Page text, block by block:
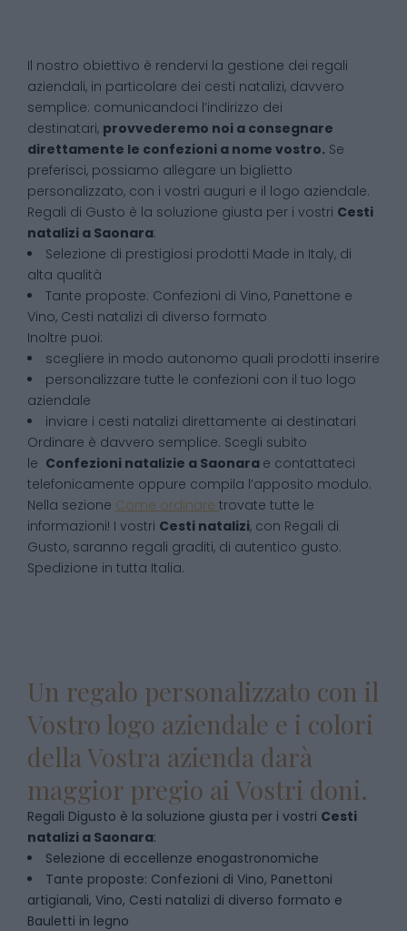
Il nostro obiettivo è rendervi la gestione dei regali
aziendali, in particolare dei cesti natalizi, davvero
semplice: comunicandoci l’indirizzo dei
destinatari, provvederemo noi a consegnare
direttamente le confezioni a nome vostro. Se
preferisci, possiamo allegare un biglietto
personalizzato, con i vostri auguri e il logo aziendale.
Regali di Gusto è la soluzione giusta per i vostri Cesti
natalizi a Saonara:
Selezione di prestigiosi prodotti Made in Italy, di
alta qualità
Tante proposte: Confezioni di Vino, Panettone e
Vino, Cesti natalizi di diverso formato
Inoltre puoi:
scegliere in modo autonomo quali prodotti inserire
personalizzare tutte le confezioni con il tuo logo
aziendale
inviare i cesti natalizi direttamente ai destinatari
Ordinare è davvero semplice. Scegli subito
le Confezioni natalizie a Saonara e contattateci
telefonicamente oppure compila l’apposito modulo.
Nella sezione Come ordinare trovate tutte le
informazioni! I vostri Cesti natalizi, con Regali di
Gusto, saranno regali graditi, di autentico gusto.
Spedizione in tutta Italia.
Un regalo personalizzato con il
Vostro logo aziendale e i colori
della Vostra azienda darà
maggior pregio ai Vostri doni.
Regali Digusto è la soluzione giusta per i vostri Cesti
natalizi a Saonara:
Selezione di eccellenze enogastronomiche
Tante proposte: Confezioni di Vino, Panettoni
artigianali, Vino, Cesti natalizi di diverso formato e
Bauletti in legno